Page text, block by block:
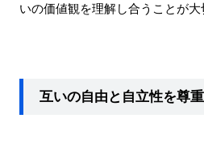
いの価値観を理解し合うことが大
互いの自由と自立性を尊